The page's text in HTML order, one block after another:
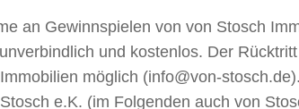
an Gewinnspielen von von Stosch
und kostenlos. Der
möglich (info@von-
e.K. (im Folgenden auch von